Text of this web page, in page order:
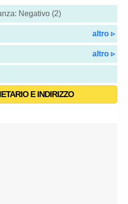
Negativo (2)
altro ▹
altro ▹
E INDIRIZZO